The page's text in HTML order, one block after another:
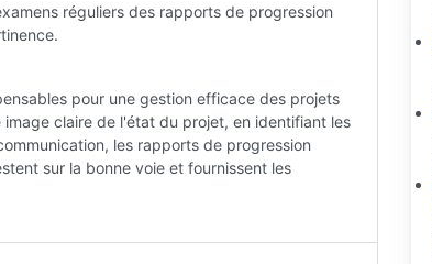
réguliers des rapports de progression
pour une gestion efficace des projets
claire de l'état du projet, en identifiant les
les rapports de progression
sur la bonne voie et fournissent les